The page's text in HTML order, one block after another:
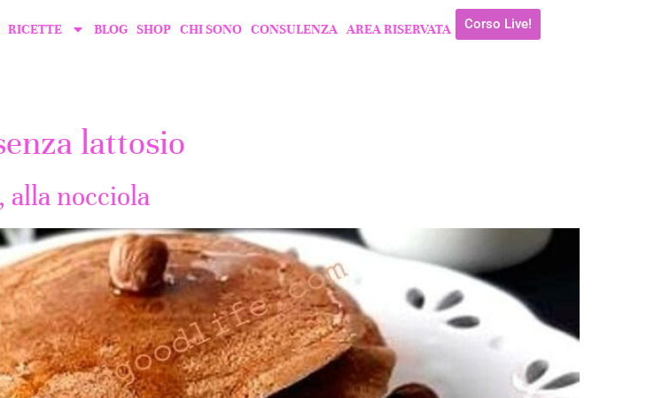
RICETTE BLOG SHOP CHI SONO CONSULENZA AREA RISERVATA Corso Live!
lattosio
alla nocciola